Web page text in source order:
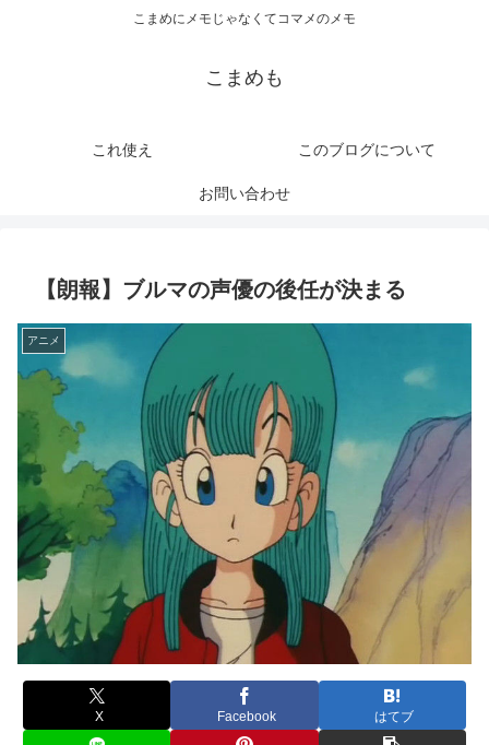
こまめにメモじゃなくてコマメのメモ
こまめも
これ使え このブログについて
お問い合わせ
【朗報】ブルマの声優の後任が決まる
アニメ
X Facebook はてブ